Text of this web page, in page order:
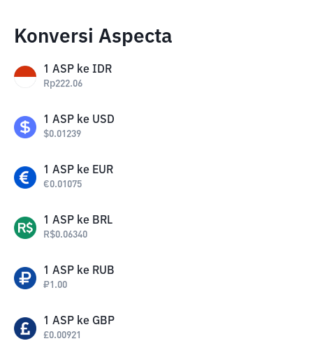
Konversi Aspecta
1 ASP ke IDR
Rp222.06
1 ASP ke USD
$0.01239
1 ASP ke EUR
€0.01075
1 ASP ke BRL
R$0.06340
1 ASP ke RUB
₽1.00
1 ASP ke GBP
£0.00921